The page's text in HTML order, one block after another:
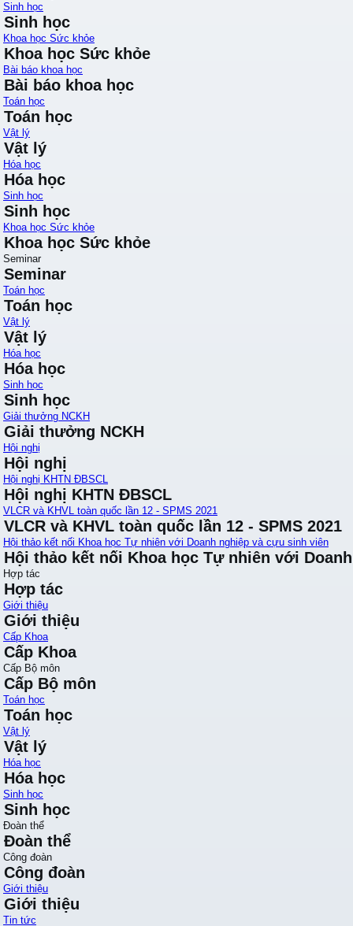
Sinh học
Sinh học
Khoa học Sức khỏe
Khoa học Sức khỏe
Bài báo khoa học
Bài báo khoa học
Toán học
Toán học
Vật lý
Vật lý
Hóa học
Hóa học
Sinh học
Sinh học
Khoa học Sức khỏe
Khoa học Sức khỏe
Seminar
Seminar
Toán học
Toán học
Vật lý
Vật lý
Hóa học
Hóa học
Sinh học
Sinh học
Giải thưởng NCKH
Giải thưởng NCKH
Hội nghị
Hội nghị
Hội nghị KHTN ĐBSCL
Hội nghị KHTN ĐBSCL
VLCR và KHVL toàn quốc lần 12 - SPMS 2021
VLCR và KHVL toàn quốc lần 12 - SPMS 2021
Hội thảo kết nối Khoa học Tự nhiên với Doanh nghiệp và cựu sinh viên
Hội thảo kết nối Khoa học Tự nhiên với
Hợp tác
Hợp tác
Giới thiệu
Giới thiệu
Cấp Khoa
Cấp Khoa
Cấp Bộ môn
Cấp Bộ môn
Toán học
Toán học
Vật lý
Vật lý
Hóa học
Hóa học
Sinh học
Sinh học
Đoàn thể
Đoàn thể
Công đoàn
Công đoàn
Giới thiệu
Giới thiệu
Tin tức